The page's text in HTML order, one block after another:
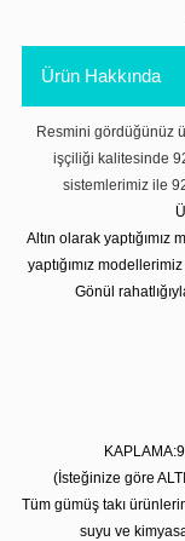
Ürün Hakkında
Resmini gördüğünüz
işçiliği kalitesinde
sistemlerimiz ile
Altın olarak
yaptığımız
Gönül
(İsteğinize göre
Tüm gümüş takı
suyu ve